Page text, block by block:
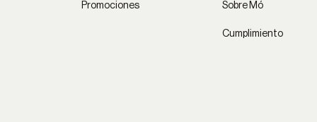
Promociones Sobre Mó
Cumplimiento